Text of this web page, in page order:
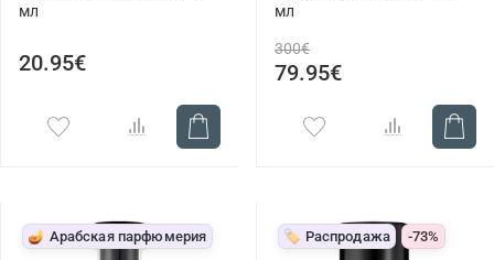
мл
20.95€
мл
300€
79.95€
🪔 Арабская парфюмерия 🏷️ Распродажа -73%